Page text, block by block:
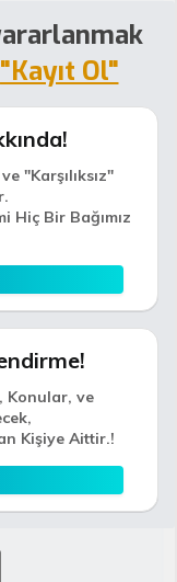
"Kayıt Ol"
"Karşılıksız"
Hiç Bir Bağımız
Konular, ve
Kişiye Aittir.!